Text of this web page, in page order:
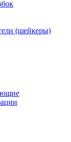
(шейкеры)